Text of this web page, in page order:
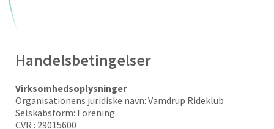
Handelsbetingelser
Virksomhedsoplysninger
Organisationens juridiske navn: Vamdrup Rideklub
Selskabsform: Forening
CVR : 29015600